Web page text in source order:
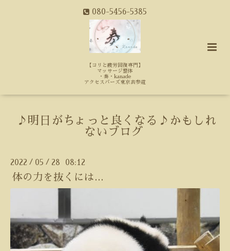
080-5456-5385
【コリと疲労回復専門】
マッサージ整体
・奏・kanade
アクセスバーズ東京表参道
♪明日がちょっと良くなる♪かもしれ
ないブログ
2022 / 05 / 28 08:12
体の力を抜くには...